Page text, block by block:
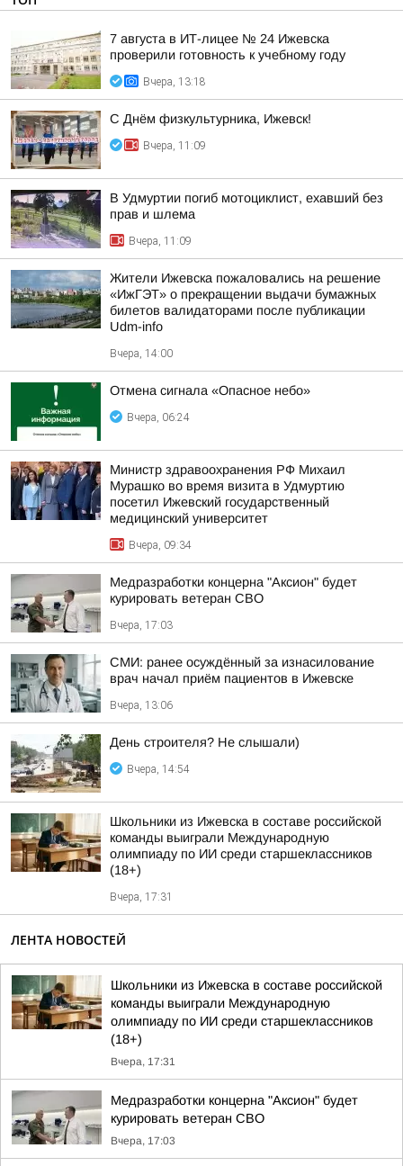
7 августа в ИТ-лицее № 24 Ижевска
проверили готовность к учебному году
Вчера, 13:18
С Днём физкультурника, Ижевск!
Вчера, 11:09
В Удмуртии погиб мотоциклист, ехавший без
прав и шлема
Вчера, 11:09
Жители Ижевска пожаловались на решение
«ИжГЭТ» о прекращении выдачи бумажных
билетов валидаторами после публикации
Udm-info
Вчера, 14:00
Отмена сигнала «Опасное небо»
Вчера, 06:24
Министр здравоохранения РФ Михаил
Мурашко во время визита в Удмуртию
посетил Ижевский государственный
медицинский университет
Вчера, 09:34
Медразработки концерна "Аксион" будет
курировать ветеран СВО
Вчера, 17:03
СМИ: ранее осуждённый за изнасилование
врач начал приём пациентов в Ижевске
Вчера, 13:06
День строителя? Не слышали)
Вчера, 14:54
Школьники из Ижевска в составе российской
команды выиграли Международную
олимпиаду по ИИ среди старшеклассников
(18+)
Вчера, 17:31
ЛЕНТА НОВОСТЕЙ
Школьники из Ижевска в составе российской
команды выиграли Международную
олимпиаду по ИИ среди старшеклассников
(18+)
Вчера, 17:31
Медразработки концерна "Аксион" будет
курировать ветеран СВО
Вчера, 17:03